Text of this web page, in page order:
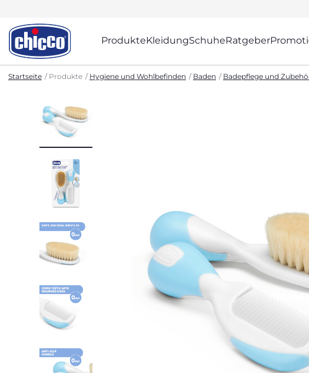
ProdukteKleidungSchuheRatgeber
Startseite Produkte Hygiene und Wohlbefinden Baden Badepflege und